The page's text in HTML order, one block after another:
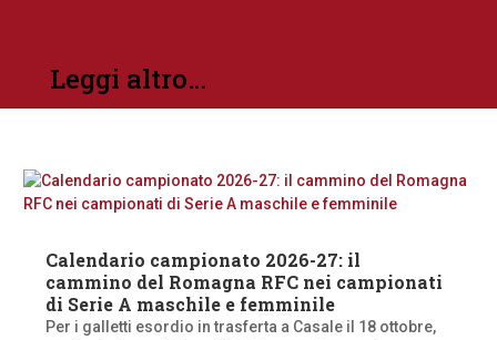
Leggi altro…
Calendario campionato 2026-27: il
cammino del Romagna RFC nei campionati
di Serie A maschile e femminile
Per i galletti esordio in trasferta a Casale il 18 ottobre,